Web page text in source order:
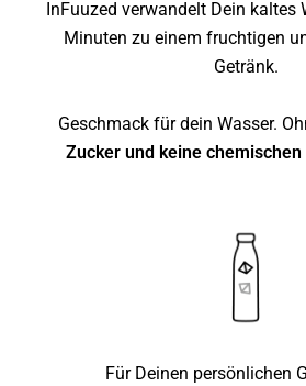
InFuuzed verwandelt Dein kaltes
Minuten zu einem fruchtigen
Getränk.
Geschmack für dein Wasser.
Zucker und keine
Für Deinen persönlichen